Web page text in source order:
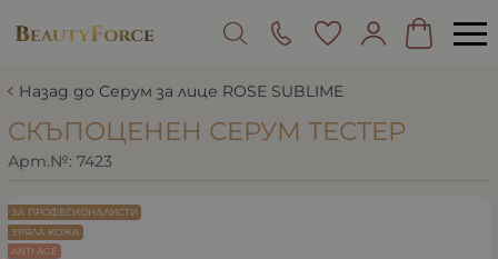
Назад до Серум за лице ROSE SUBLIME
СКЪПОЦЕНЕН СЕРУМ ТЕСТЕР
Арт.№: 7423
ЗА ПРОФЕСИОНАЛИСТИ
ЗРЯЛА КОЖА
ANTI AGE